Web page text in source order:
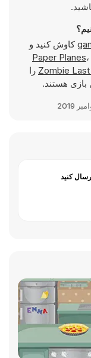
کاوش کنید و
Paper Planes،
Zombie را
کنید